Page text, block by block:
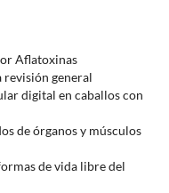
Aflatoxinas
revisión general
digital en caballos con
de órganos y músculos
de vida libre del